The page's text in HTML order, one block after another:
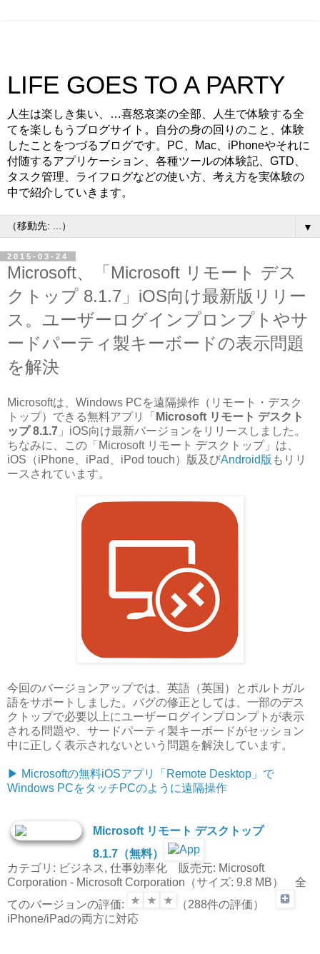
LIFE GOES TO A PARTY
人生は楽しき集い、…喜怒哀楽の全部、人生で体験する全
てを楽しもうブログサイト。自分の身の回りのこと、体験
したことをつづるブログです。PC、Mac、iPhoneやそれに
付随するアプリケーション、各種ツールの体験記、GTD、
タスク管理、ライフログなどの使い方、考え方を実体験の
中で紹介していきます。
▼
2015-03-24
Microsoft、「Microsoft リモート デス
クトップ 8.1.7」iOS向け最新版リリー
ス。ユーザーログインプロンプトやサ
ードパーティ製キーボードの表示問題
を解決
Microsoftは、Windows PCを遠隔操作（リモート・デスク
トップ）できる無料アプリ「 Microsoft リモート デスクト
ップ 8.1.7 」iOS向け最新バージョンをリリースしました。
ちなみに、この「Microsoft リモート デスクトップ」は、
iOS（iPhone、iPad、iPod touch）版及びAndroid版 もリリ
ースされています。
今回のバージョンアップでは、英語（英国）とポルトガル
語をサポートしました。バグの修正としては、一部のデス
クトップで必要以上にユーザーログインプロンプトが表示
される問題や、サードパーティ製キーボードがセッション
中に正しく表示されないという問題を解決しています。
▶︎ Microsoftの無料iOSアプリ「Remote Desktop」で
Windows PCをタッチPCのように遠隔操作
Microsoft リモート デスクトップ
8.1.7（無料）
カテゴリ: ビジネス, 仕事効率化 販売元: Microsoft
Corporation - Microsoft Corporation（サイズ: 9.8 MB） 全
てのバージョンの評価:
（288件の評価）
iPhone/iPadの両方に対応